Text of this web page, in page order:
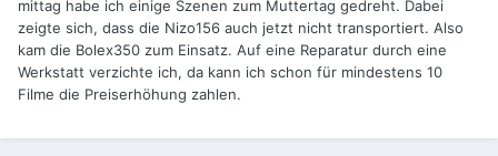
mittag habe ich einige Szenen zum Muttertag gedreht. Dabei
zeigte sich, dass die Nizo156 auch jetzt nicht transportiert. Also
kam die Bolex350 zum Einsatz. Auf eine Reparatur durch eine
Werkstatt verzichte ich, da kann ich schon für mindestens 10
Filme die Preiserhöhung zahlen.